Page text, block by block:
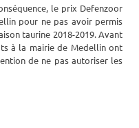
le prix Defenzoor
pour ne pas avoir permis
taurine 2018-2019. Avant
à la mairie de Medellin ont
de ne pas autoriser les